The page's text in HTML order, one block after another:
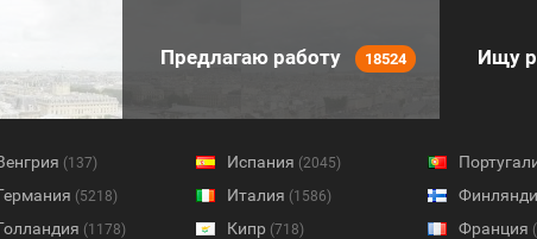
Предлагаю работу 18524 Ищу
(137)
(5218)
(1178)
Испания (2045)
Италия (1586)
Кипр (718) Франция